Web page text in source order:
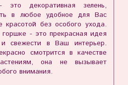
это декоративная зелень,
в любое удобное для Вас
без особого ухода.
- это прекрасная идея
свежести в Ваш интерьер.
смотрится в качестве
она не вызывает
внимания.